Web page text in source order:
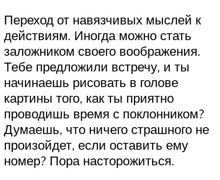
Переход от навязчивых мыслей к
действиям. Иногда можно стать
заложником своего воображения.
Тебе предложили встречу, и ты
начинаешь рисовать в голове
картины того, как ты приятно
проводишь время с поклонником?
Думаешь, что ничего страшного не
произойдет, если оставить ему
номер? Пора насторожиться.